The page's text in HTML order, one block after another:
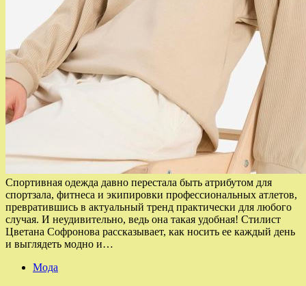
Спортивная одежда давно перестала быть атрибутом для
спортзала, фитнеса и экипировки профессиональных атлетов,
превратившись в актуальный тренд практически для любого
случая. И неудивительно, ведь она такая удобная! Стилист
Цветана Софронова рассказывает, как носить ее каждый день
и выглядеть модно и…
Мода